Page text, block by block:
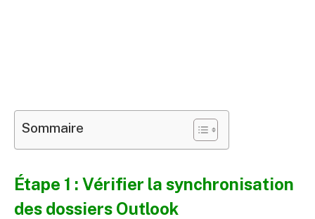
Sommaire
Étape 1 : Vérifier la synchronisation
des dossiers Outlook